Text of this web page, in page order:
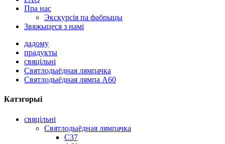
Пра нас
Экскурсія па фабрыцы
Звяжыцеся з намі
дадому
прадукты
свяцільні
Святлодыёдная лямпачка
Святлодыёдная лямпа A60
Катэгорыі
свяцільні
Святлодыёдная лямпачка
C37